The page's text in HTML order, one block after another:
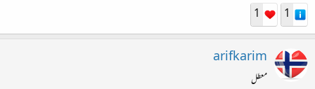
1
1
arifkarim
معطل